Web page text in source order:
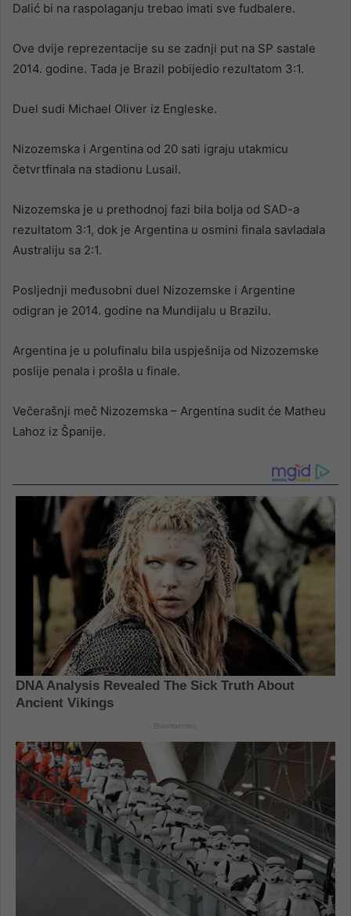
Dalić bi na raspolaganju trebao imati sve fudbalere.
Ove dvije reprezentacije su se zadnji put na SP sastale
2014. godine. Tada je Brazil pobijedio rezultatom 3:1.
Duel sudi Michael Oliver iz Engleske.
Nizozemska i Argentina od 20 sati igraju utakmicu
četvrtfinala na stadionu Lusail.
Nizozemska je u prethodnoj fazi bila bolja od SAD-a
rezultatom 3:1, dok je Argentina u osmini finala savladala
Australiju sa 2:1.
Posljednji međusobni duel Nizozemske i Argentine
odigran je 2014. godine na Mundijalu u Brazilu.
Argentina je u polufinalu bila uspješnija od Nizozemske
poslije penala i prošla u finale.
Večerašnji meč Nizozemska – Argentina sudit će Matheu
Lahoz iz Španije.